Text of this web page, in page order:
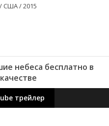
США / 2015
небеса бесплатно в
трейлер